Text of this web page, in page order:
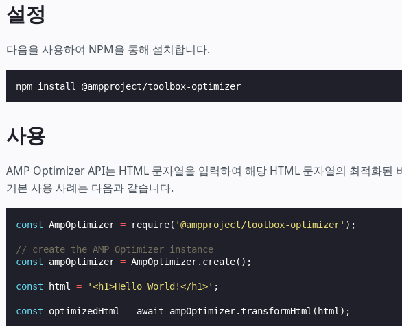
템플릿
바로 사용 가능
도구
제작 시작하기
설정
다음을 사용하여 NPM을 통해 설치합니다.
사용
AMP Optimizer API는 HTML 문자열을 입력하여 해당 HTML 문자열의 최적화된
기본 사용 사례는 다음과 같습니다.
const AmpOptimizer = require( '@ampproject/toolbox-optimizer' );
// create the AMP Optimizer instance
const
ampOptimizer = AmpOptimizer. create();
const html = '<h1>Hello World!</h1>' ;
const optimizedHtml = await ampOptimizer.transformHtml (html );